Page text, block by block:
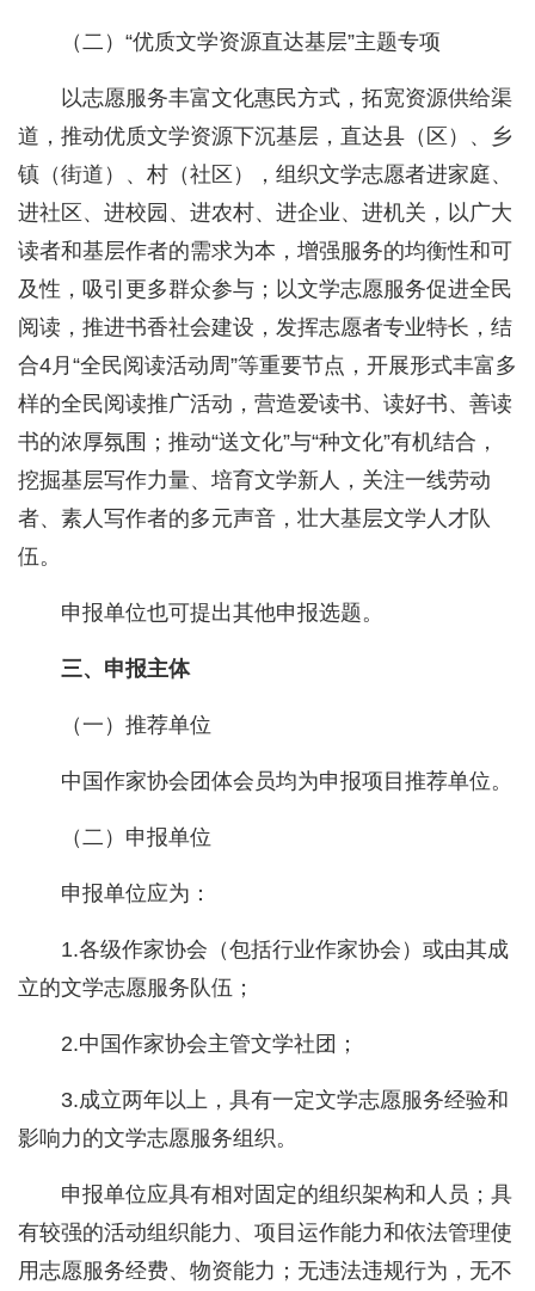
（二）“优质文学资源直达基层”主题专项
以志愿服务丰富文化惠民方式，拓宽资源供给渠
道，推动优质文学资源下沉基层，直达县（区）、乡
镇（街道）、村（社区），组织文学志愿者进家庭、
进社区、进校园、进农村、进企业、进机关，以广大
读者和基层作者的需求为本，增强服务的均衡性和可
及性，吸引更多群众参与；以文学志愿服务促进全民
阅读，推进书香社会建设，发挥志愿者专业特长，结
合4月“全民阅读活动周”等重要节点，开展形式丰富多
样的全民阅读推广活动，营造爱读书、读好书、善读
书的浓厚氛围；推动“送文化”与“种文化”有机结合，
挖掘基层写作力量、培育文学新人，关注一线劳动
者、素人写作者的多元声音，壮大基层文学人才队
伍。
申报单位也可提出其他申报选题。
三、申报主体
（一）推荐单位
中国作家协会团体会员均为申报项目推荐单位。
（二）申报单位
申报单位应为：
1.各级作家协会（包括行业作家协会）或由其成
立的文学志愿服务队伍；
2.中国作家协会主管文学社团；
3.成立两年以上，具有一定文学志愿服务经验和
影响力的文学志愿服务组织。
申报单位应具有相对固定的组织架构和人员；具
有较强的活动组织能力、项目运作能力和依法管理使
用志愿服务经费、物资能力；无违法违规行为，无不